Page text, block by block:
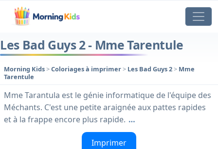
Les Bad Guys 2 - Mme Tarentule
Morning Kids>Coloriages à imprimer> Les Bad Guys 2> Mme
Tarentule
Mme Tarantula est le génie informatique de l'équipe des
Méchants. C'est une petite araignée aux pattes rapides
et à la frappe encore plus rapide. …
Imprimer